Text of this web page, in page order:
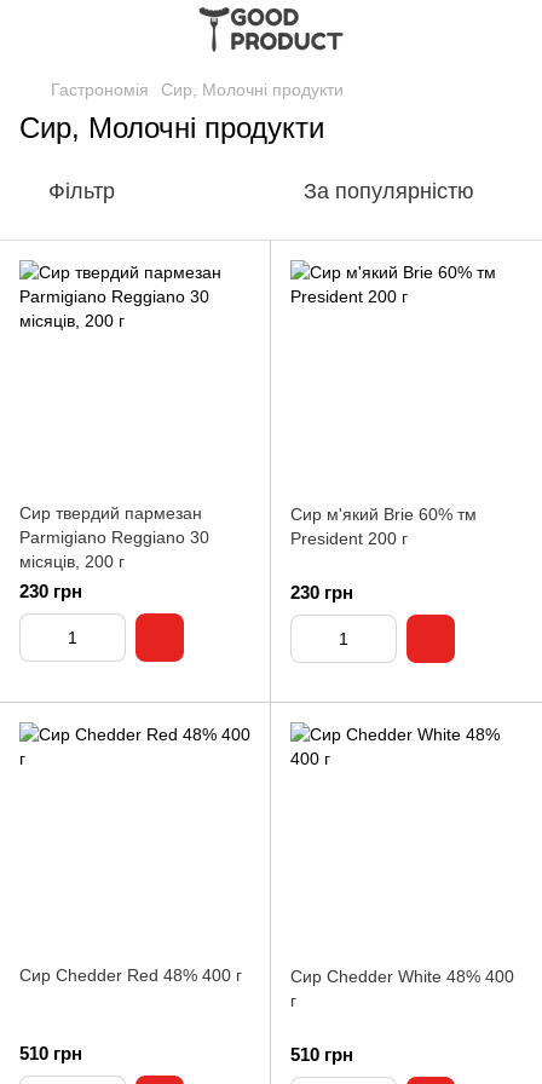
Гастрономія Сир, Молочні продукти
Сир, Молочні продукти
Фільтр За популярністю
Сир твердий пармезан
Parmіgiano Reggiano 30
місяців, 200 г
230 грн
Сир м'який Brie 60% тм
President 200 г
230 грн
Сир Chedder Red 48% 400 г
510 грн
Сир Chedder White 48% 400
г
510 грн